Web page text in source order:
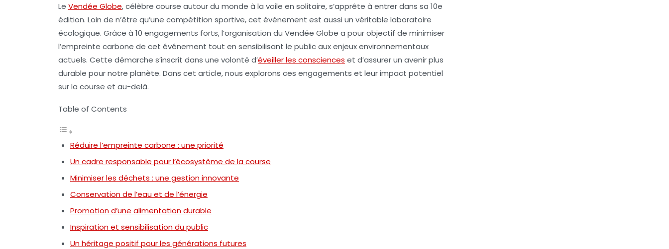
Le Vendée Globe, célèbre course autour du monde à la voile en solitaire, s’apprête à entrer dans sa 10e
édition. Loin de n’être qu’une compétition sportive, cet événement est aussi un véritable laboratoire
écologique. Grâce à 10 engagements forts, l’organisation du Vendée Globe a pour objectif de minimiser
l’empreinte carbone de cet événement tout en sensibilisant le public aux enjeux environnementaux
actuels. Cette démarche s’inscrit dans une volonté d’éveiller les consciences et d’assurer un avenir plus
durable pour notre planète. Dans cet article, nous explorons ces engagements et leur impact potentiel
sur la course et au-delà.
Table of Contents
Réduire l’empreinte carbone : une priorité
Un cadre responsable pour l’écosystème de la course
Minimiser les déchets : une gestion innovante
Conservation de l’eau et de l’énergie
Promotion d’une alimentation durable
Inspiration et sensibilisation du public
Un héritage positif pour les générations futures